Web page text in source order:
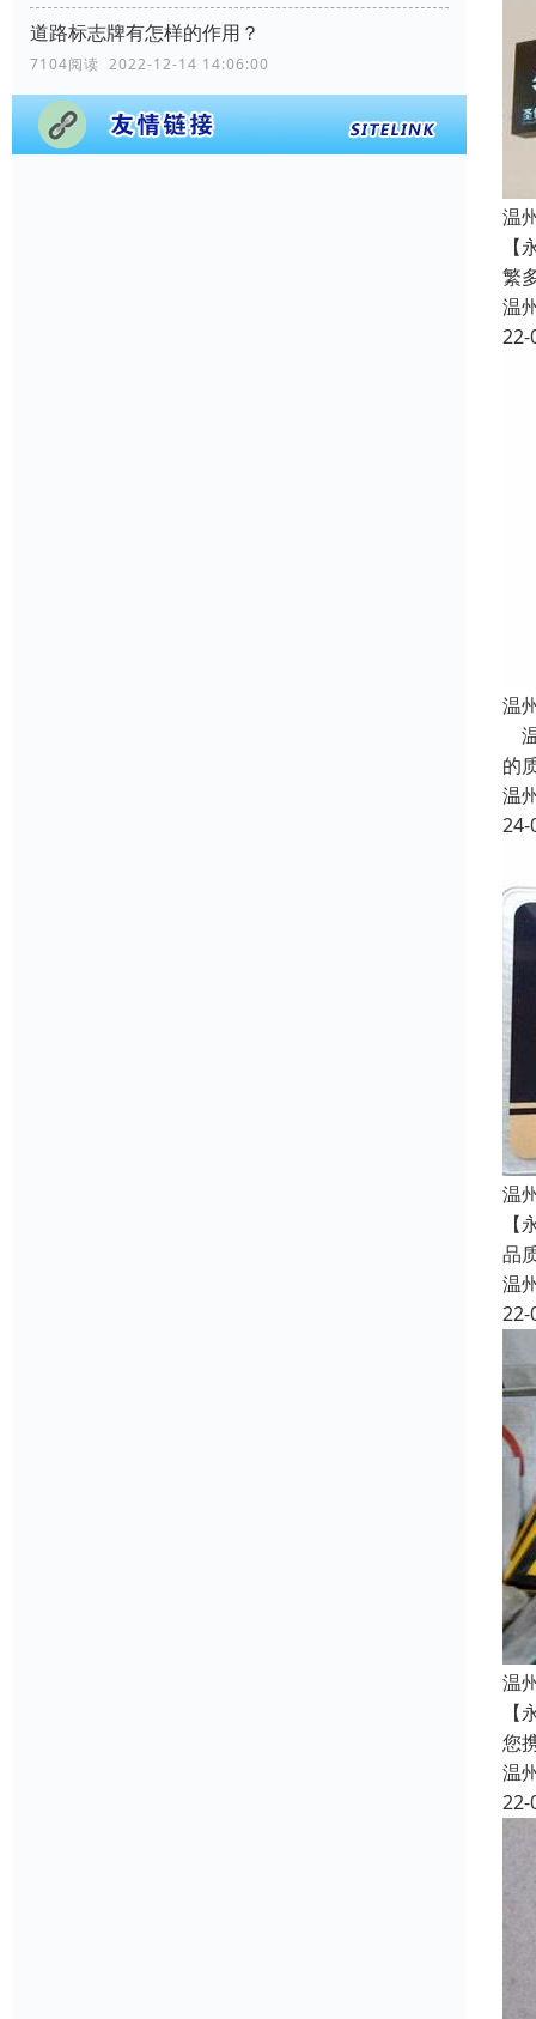
道路标志牌有怎样的作用？
7104阅读 2022-12-14 14:06:00
温
繁
温
22-
温
的
温
24-
温
品
温
22-
温
您
温
22-